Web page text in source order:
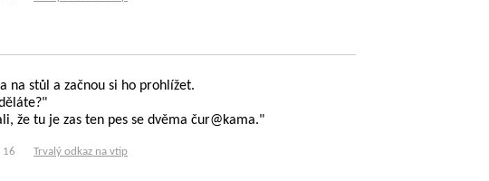
na stůl a začnou si ho prohlížet.
že tu je zas ten pes se dvěma čur@kama."
16 Trvalý odkaz na vtip